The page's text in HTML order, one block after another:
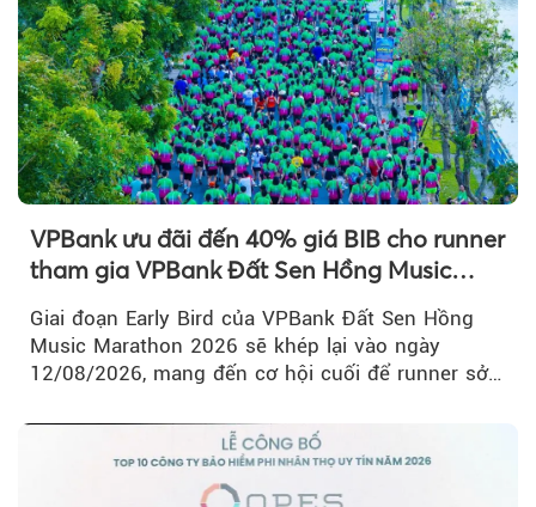
VPBank ưu đãi đến 40% giá BIB cho runner
tham gia VPBank Đất Sen Hồng Music
Giai đoạn Early Bird của VPBank Đất Sen Hồng
Music Marathon 2026 sẽ khép lại vào ngày
12/08/2026, mang đến cơ hội cuối để runner sở